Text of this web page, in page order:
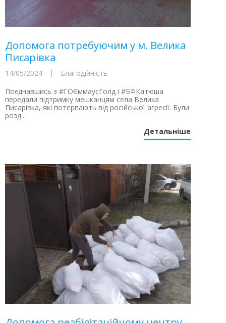
Допомога потребуючим у м. Велика
Писарівка
14/05/2024
Благодійність
Поєднавшись з #ГОЄммаусГолд і #БФКатюша
передали підтримку мешканцям села Велика
Писарівка, які потерпають від російської агресії. Були
розд...
Детальніше